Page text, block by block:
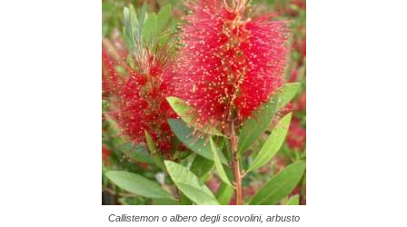
Callistemon o albero degli scovolini, arbusto